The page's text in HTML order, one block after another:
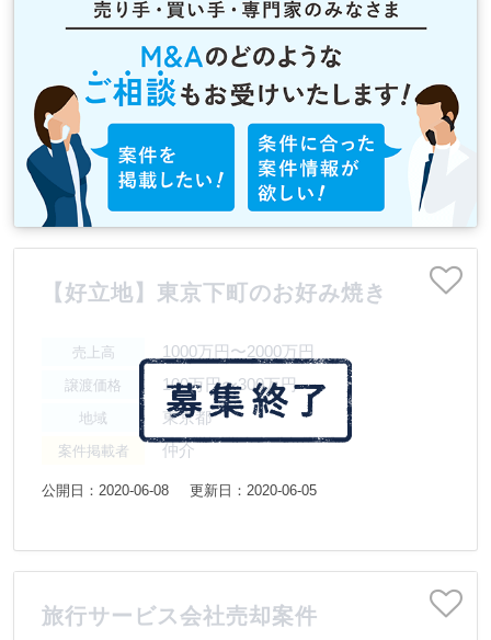
【好立地】東京下町のお好み焼き
売上高 1000万円〜2000万円
譲渡価格 100万円〜300万円
地域 東京都
案件掲載者 仲介
公開日：2020-06-08 更新日：2020-06-05
旅行サービス会社売却案件